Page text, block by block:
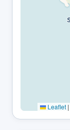
Leaflet |